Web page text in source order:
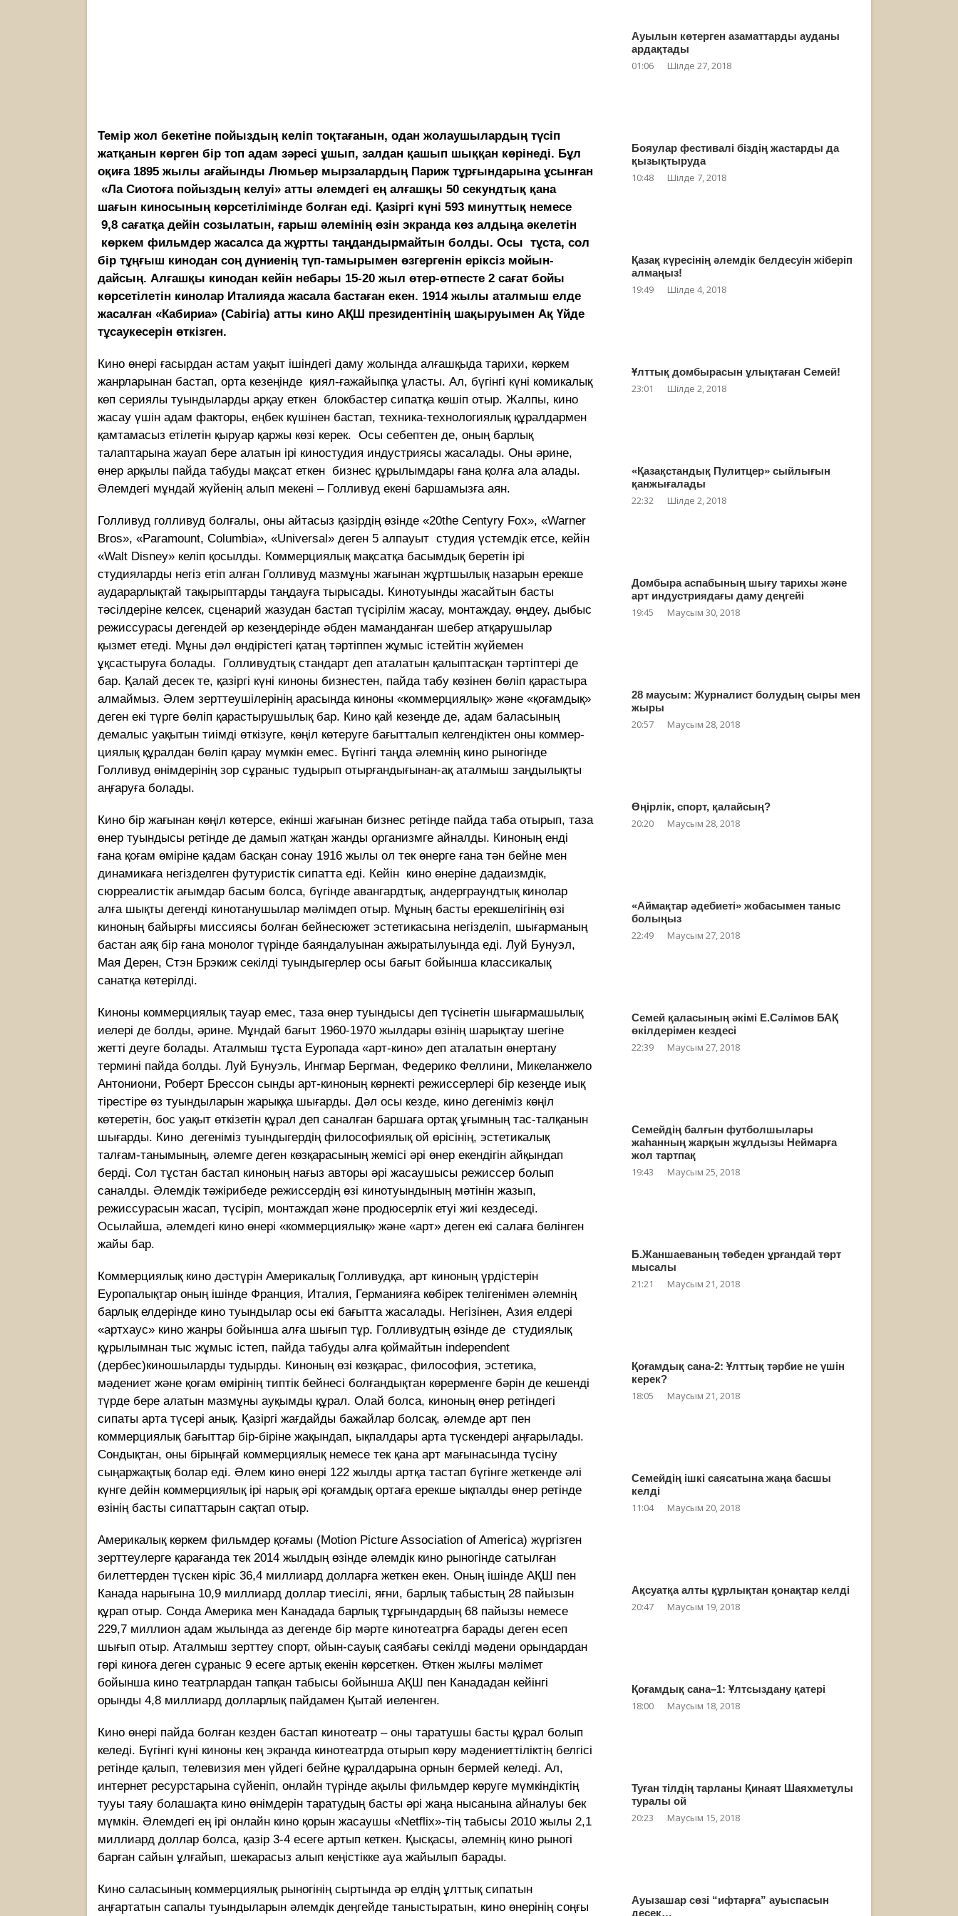
Темір жол бекетіне пойыздың келіп тоқтағанын, одан жолаушылардың түсіп
жатқанын көрген бір топ адам зәресі ұшып, залдан қашып шыққан көрінеді. Бұл
оқиға 1895 жылы ағайынды Люмьер мырзалардың Париж тұрғындарына ұсынған
«Ла Сиотоға пойыздың келуі» атты әлемдегі ең алғашқы 50 секундтық қана
шағын киносының көрсетілімінде болған еді. Қазіргі күні 593 минуттық немесе
9,8 сағатқа дейін созылатын, ғарыш әлемінің өзін экранда көз алдыңа әкелетін
көркем фильмдер жасалса да жұртты таң­дандырмайтын болды. Осы тұста, сол
бір тұңғыш кинодан соң дүниенің түп-тамырымен өзгергенін ерік­сіз мойын­­­
дайсың. Алғашқы кинодан кейін не­бары 15-20 жыл өтер-өтпесте 2 сағат бойы
көрсетілетін кинолар Италияда жасала бастаған екен. 1914 жылы аталмыш ел­де
жасалған «Кабириа» (Cabiria) атты кино АҚШ президентінің шақыруымен Ақ Үйде
тұсаукесерін өткізген.
Кино өнері ғасырдан астам уақыт ішіндегі даму жолында алғашқыда тарихи, көркем
жанрларынан бастап, орта кезеңінде қиял-ғажайыпқа ұласты. Ал, бүгінгі күні комикалық
көп сериялы туындыларды арқау еткен блокбастер сипатқа көшіп отыр. Жалпы, кино
жасау үшін адам факторы, еңбек күшінен бастап, техника-технологиялық құралдармен
қамтамасыз етілетін қыруар қаржы көзі керек. Осы себептен де, оның барлық
талаптарына жауап бере алатын ірі киностудия индустриясы жасалады. Оны әрине,
өнер арқылы пайда табуды мақсат еткен бизнес құрылымдары ғана қолға ала алады.
Әлемдегі мұндай жүйенің алып мекені – Голливуд екені баршамызға аян.
Голливуд голливуд болғалы, оны айтасыз қазірдің өзінде «20the Centyry Fox», «Warner
Bros», «Paramount, Columbia», «Universal» деген 5 алпауыт студия үс­темдік етсе, кейін
«Walt Disney» келіп қо­сылды. Коммерциялық мақсатқа басымдық беретін ірі
студияларды не­гіз етіп алған Голливуд мазмұны жа­ғынан жұртшылық назарын ерекше
аударарлықтай тақырыптарды таңдауға тырысады. Кинотуынды жасайтын бас­ты
тәсілдеріне келсек, сценарий жазудан бастап түсірілім жасау, монтаждау, өңдеу, дыбыс
режиссурасы дегендей әр кезеңдерінде әбден маманданған шебер атқарушылар
қызмет етеді. Мұны дәл өндірістегі қатаң тәртіппен жұмыс іс­тейтін жүйемен
ұқсастыруға болады. Голливудтық стандарт деп аталатын қа­лыптасқан тәртіптері де
бар. Қалай десек те, қазіргі күні киноны бизнестен, пайда табу көзінен бөліп қарастыра
алмаймыз. Әлем зерттеушілерінің ара­­­­сында киноны «коммерциялық» және «қоғамдық»
деген екі түрге бөліп қа­рас­­­тырушылық бар. Кино қай кезеңде де, адам баласының
демалыс уа­қы­тын тиімді өткізуге, көңіл кө­теруге бағытталып келгендіктен оны ком­мер­
циялық құралдан бөліп қарау мүм­кін емес. Бүгінгі таңда әлемнің кино рыногінде
Голливуд өнімдерінің зор сұ­раныс тудырып отырғандығынан-ақ атал­мыш заңдылықты
аңғаруға болады.
Кино бір жағынан көңіл көтерсе, екінші жағынан бизнес ретінде пайда таба отырып, таза
өнер туындысы ретінде де дамып жатқан жанды организмге айналды. Киноның енді
ғана қоғам өміріне қадам басқан сонау 1916 жылы ол тек өнерге ғана тән бейне мен
динамикаға негізделген футуристік сипатта еді. Кейін кино өнеріне дадаизмдік,
сюрреалистік ағымдар басым болса, бүгінде авангардтық, андерграундтық кинолар
алға шықты дегенді кинотанушылар мәлімдеп отыр. Мұның басты ерек­шелігінің өзі
киноның байырғы миссиясы болған бейнесюжет эстетикасына негізделіп, шығарманың
бастан аяқ бір ғана монолог түрінде баяндалуынан ажыратылуында еді. Луй Бунуэл,
Мая Дерен, Стэн Брэкиж секілді туындыгерлер осы бағыт бойынша классикалық
санатқа көтерілді.
Киноны коммерциялық тауар емес, таза өнер туындысы деп түсінетін шығар­машылық
иелері де болды, әрине. Мұндай бағыт 1960-1970 жылдары өзінің шарықтау шегіне
жетті деуге болады. Аталмыш тұста Еуропада «арт-кино» деп аталатын өнертану
термині пайда болды. Луй Бунуэль, Ингмар Бергман, Федерико Феллини, Микеланжело
Антониони, Роберт Брессон сынды арт-киноның көрнекті режиссерлері бір кезеңде иық
тірестіре өз туындыларын жарыққа шығарды. Дәл осы кезде, кино дегеніміз көңіл
көтеретін, бос уақыт өткізетін құрал деп саналған баршаға ортақ ұғымның тас-талқанын
шығарды. Кино дегеніміз туындыгердің философиялық ой өрісінің, эстетикалық
талғам-танымының, әлемге деген көзқарасының жемісі әрі өнер екендігін айқындап
берді. Сол тұстан бастап киноның нағыз авторы әрі жасаушысы режиссер болып
саналды. Әлемдік тәжірибеде режиссердің өзі кинотуындының мәтінін жазып,
режиссурасын жасап, түсіріп, монтаждап және продюсерлік етуі жиі кездеседі.
Осылайша, әлемдегі кино өнері «ком­мерциялық» және «арт» деген екі салаға бөлінген
жайы бар.
Коммерциялық кино дәстүрін Аме­рикалық Голливудқа, арт киноның үрдістерін
Еуропалықтар оның ішінде Франция, Италия, Германияға көбірек телігенімен әлемнің
барлық елдерінде кино туындылар осы екі бағытта жасалады. Негізінен, Азия елдері
«артхаус» кино жанры бойынша алға шығып тұр. Голливудтың өзінде де студиялық
құрылымнан тыс жұмыс істеп, пайда табуды алға қоймайтын independent
(дербес)киношыларды тудырды. Киноның өзі көзқарас, философия, эстетика,
мәдениет және қоғам өмірінің типтік бейнесі болғандықтан көрерменге бәрін де кешенді
түрде бере алатын мазмұны ауқымды құрал. Олай болса, киноның өнер ретіндегі
сипаты арта түсері анық. Қазіргі жағдайды бажайлар болсақ, әлемде арт пен
коммерциялық бағыттар бір-біріне жақындап, ықпалдары арта түскендері аңғарылады.
Сондықтан, оны бірыңғай коммерциялық немесе тек қана арт мағынасында түсіну
сыңаржақтық болар еді. Әлем кино өнері 122 жылды артқа тастап бүгінге жеткенде әлі
күнге дейін коммерциялық ірі нарық әрі қоғамдық ортаға ерекше ықпалды өнер ретінде
өзінің басты сипаттарын сақтап отыр.
Америкалық көркем фильмдер қоғамы (Motion Picture Association of America) жүргізген
зерттеулерге қарағанда тек 2014 жылдың өзінде әлемдік кино рыногінде сатылған
билеттерден түскен кіріс 36,4 миллиард долларға жеткен екен. Оның ішінде АҚШ пен
Канада нарығына 10,9 миллиард доллар тиесілі, яғни, барлық табыстың 28 пайызын
құрап отыр. Сонда Америка мен Канадада барлық тұрғындардың 68 пайызы немесе
229,7 миллион адам жылында аз дегенде бір мәрте кинотеатрға барады деген есеп
шығып отыр. Аталмыш зерттеу спорт, ойын-сауық саябағы секілді мәдени орындардан
гөрі киноға деген сұраныс 9 есеге артық екенін көрсеткен. Өткен жылғы мәлімет
бойынша кино театрлардан тапқан табысы бойынша АҚШ пен Канададан кейінгі
орынды 4,8 миллиард долларлық пайдамен Қытай иеленген.
Кино өнері пайда болған кезден бас­тап кинотеатр – оны таратушы басты құрал болып
келеді. Бүгінгі күні киноны кең экранда кинотеатрда отырып көру мәдениеттіліктің белгісі
ретінде қалып, телевизия мен үйдегі бейне құралдарына орнын бермей келеді. Ал,
интернет ресурстарына сүйеніп, онлайн түрінде ақылы фильмдер көруге мүмкіндіктің
тууы таяу болашақта кино өнімдерін таратудың басты әрі жаңа нысанына айналуы бек
мүмкін. Әлемдегі ең ірі онлайн кино қорын жасаушы «Netflix»-тің табысы 2010 жылы 2,1
миллиард доллар болса, қазір 3-4 есеге артып кеткен. Қысқасы, әлемнің кино рыногі
барған сайын ұлғайып, шекарасыз алып кеңістікке ауа жайылып барады.
Кино саласының коммерциялық рыно­гінің сыртында әр елдің ұлттық сипатын
аңғартатын сапалы туындыларын әлемдік деңгейде таныстыратын, кино өнерінің соңғы
Ауылын көтерген азаматтарды ауданы
ардақтады
01:06 Шілде 27, 2018
Бояулар фестивалі біздің жастарды да
қызықтыруда
10:48 Шілде 7, 2018
Қазақ күресінің әлемдік белдесуін жіберіп
алмаңыз!
19:49 Шілде 4, 2018
Ұлттық домбырасын ұлықтаған Семей!
23:01 Шілде 2, 2018
«Қазақстандық Пулитцер» сыйлығын
қанжығалады
22:32 Шілде 2, 2018
Домбыра аспабының шығу тарихы және
арт индустриядағы даму деңгейі
19:45 Маусым 30, 2018
28 маусым: Журналист болудың сыры мен
жыры
20:57 Маусым 28, 2018
Өңірлік, спорт, қалайсың?
20:20 Маусым 28, 2018
«Аймақтар әдебиеті» жобасымен таныс
болыңыз
22:49 Маусым 27, 2018
Семей қаласының әкімі Е.Сәлімов БАҚ
өкілдерімен кездесі
22:39 Маусым 27, 2018
Семейдің балғын футболшылары
жаһанның жарқын жұлдызы Неймарға
жол тартпақ
19:43 Маусым 25, 2018
Б.Жаншаеваның төбеден ұрғандай төрт
мысалы
21:21 Маусым 21, 2018
Қоғамдық сана-2: Ұлттық тәрбие не үшін
керек?
18:05 Маусым 21, 2018
Семейдің ішкі саясатына жаңа басшы
келді
11:04 Маусым 20, 2018
Ақсуатқа алты құрлықтан қонақтар келді
20:47 Маусым 19, 2018
Қоғамдық сана–1: Ұлтсыздану қатері
18:00 Маусым 18, 2018
Туған тілдің тарланы Қинаят Шаяхметұлы
туралы ой
20:23 Маусым 15, 2018
Ауызашар сөзі “ифтарға” ауыспасын
десек…